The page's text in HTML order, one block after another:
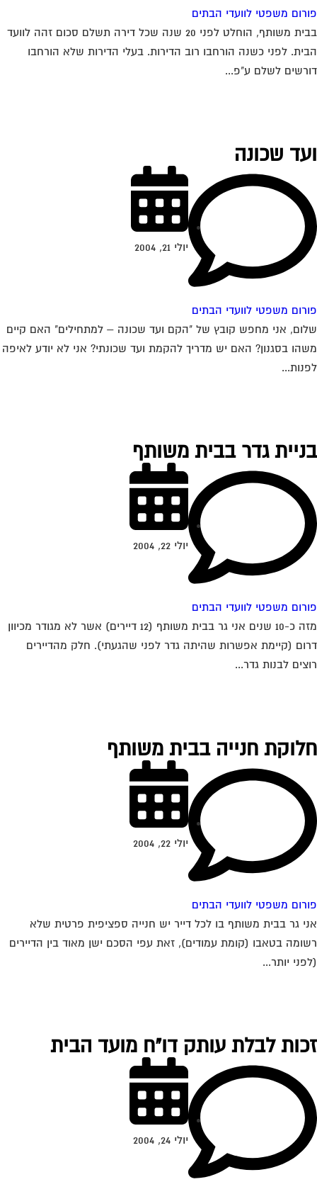
משפטי לוועדי הבתים
בבית משותף, הוחלט לפני 20 שנה שכל דירה תשלם סכום זהה לוועד
לפני כשנה הורחבו רוב הדירות. בעלי הדירות שלא הורחבו
לשלם ע"פ...
שכונה
משפטי לוועדי הבתים
יולי 21, 2004
אני מחפש קובץ של "הקם ועד שכונה – למתחילים" האם קיים
בסגנון? האם יש מדריך להקמת ועד שכונתי? אני לא יודע לאיפה
גדר בבית משותף
משפטי לוועדי הבתים
יולי 22, 2004
מזה כ-10 שנים אני גר בבית משותף (12 דיירים) אשר לא מגודר מכיוון
(קיימת אפשרות שהיתה גדר לפני שהגעתי). חלק מהדיירים
לבנות גדר...
חנייה בבית משותף
משפטי לוועדי הבתים
יולי 22, 2004
גר בבית משותף בו לכל דייר יש חנייה ספציפית פרטית שלא
בטאבו (קומת עמודים), זאת עפי הסכם ישן מאוד בין הדיירים
יותר...
לבלת עותק דו"ח מועד הבית
יולי 24, 2004